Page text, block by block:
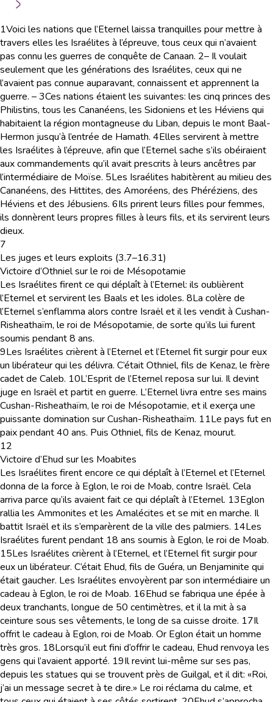
1Voici les nations que l’Eternel laissa tranquilles pour mettre à
travers elles les Israélites à l’épreuve, tous ceux qui n’avaient
pas connu les guerres de conquête de Canaan. 2– Il voulait
seulement que les générations des Israélites, ceux qui ne
l’avaient pas connue auparavant, connaissent et apprennent la
guerre. –3Ces nations étaient les suivantes: les cinq princes des
Philistins, tous les Cananéens, les Sidoniens et les Héviens qui
habitaient la région montagneuse du Liban, depuis le mont Baal-
Hermon jusqu’à l’entrée de Hamath. 4Elles servirent à mettre
les Israélites à l’épreuve, afin que l’Eternel sache s’ils obéiraient
aux commandements qu’il avait prescrits à leurs ancêtres par
l’intermédiaire de Moïse. 5Les Israélites habitèrent au milieu des
Cananéens, des Hittites, des Amoréens, des Phéréziens, des
Héviens et des Jébusiens. 6Ils prirent leurs filles pour femmes,
ils donnèrent leurs propres filles à leurs fils, et ils servirent leurs
dieux.
7
Les juges et leurs exploits (3.7–16.31)
Victoire d’Othniel sur le roi de Mésopotamie
Les Israélites firent ce qui déplaît à l’Eternel: ils oublièrent
l’Eternel et servirent les Baals et les idoles. 8La colère de
l’Eternel s’enflamma alors contre Israël et il les vendit à Cushan-
Risheathaïm, le roi de Mésopotamie, de sorte qu’ils lui furent
soumis pendant 8 ans.
9Les Israélites crièrent à l’Eternel et l’Eternel fit surgir pour eux
un libérateur qui les délivra. C’était Othniel, fils de Kenaz, le frère
cadet de Caleb. 10L’Esprit de l’Eternel reposa sur lui. Il devint
juge en Israël et partit en guerre. L’Eternel livra entre ses mains
Cushan-Risheathaïm, le roi de Mésopotamie, et il exerça une
puissante domination sur Cushan-Risheathaïm. 11Le pays fut en
paix pendant 40 ans. Puis Othniel, fils de Kenaz, mourut.
12
Victoire d’Ehud sur les Moabites
Les Israélites firent encore ce qui déplaît à l’Eternel et l’Eternel
donna de la force à Eglon, le roi de Moab, contre Israël. Cela
arriva parce qu’ils avaient fait ce qui déplaît à l’Eternel. 13Eglon
rallia les Ammonites et les Amalécites et se mit en marche. Il
battit Israël et ils s’emparèrent de la ville des palmiers. 14Les
Israélites furent pendant 18 ans soumis à Eglon, le roi de Moab.
15Les Israélites crièrent à l’Eternel, et l’Eternel fit surgir pour
eux un libérateur. C’était Ehud, fils de Guéra, un Benjaminite qui
était gaucher. Les Israélites envoyèrent par son intermédiaire un
cadeau à Eglon, le roi de Moab. 16Ehud se fabriqua une épée à
deux tranchants, longue de 50 centimètres, et il la mit à sa
ceinture sous ses vêtements, le long de sa cuisse droite. 17Il
offrit le cadeau à Eglon, roi de Moab. Or Eglon était un homme
très gros. 18Lorsqu’il eut fini d’offrir le cadeau, Ehud renvoya les
gens qui l’avaient apporté. 19Il revint lui-même sur ses pas,
depuis les statues qui se trouvent près de Guilgal, et il dit: «Roi,
j’ai un message secret à te dire.» Le roi réclama du calme, et